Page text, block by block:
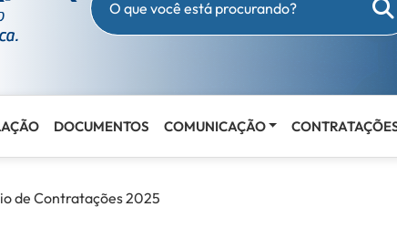
O que você está procurando?
DOCUMENTOS COMUNICAÇÃO
de Contratações 2025